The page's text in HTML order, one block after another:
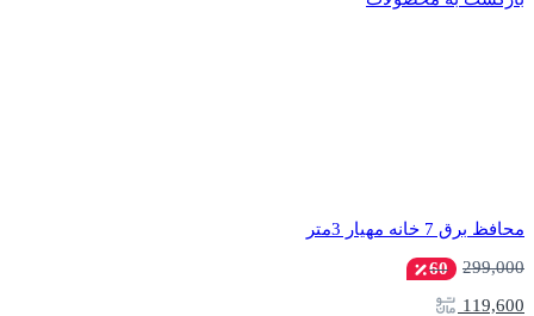
محافظ برق 7 خانه مهیار 3متر
299,000
60
119,600